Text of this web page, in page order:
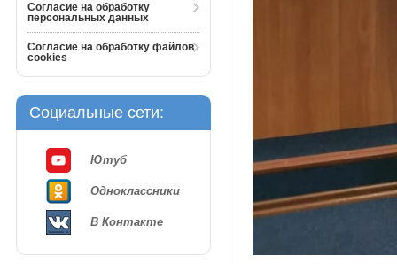
Согласие на обработку
персональных данных
Согласие на обработку файлов
cookies
Социальные сети:
Ютуб
Одноклассники
В Контакте